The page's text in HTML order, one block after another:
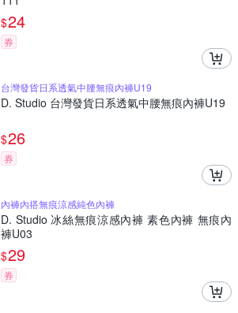
$24
券
台灣發貨日系透氣中腰無痕內褲U19
D. Studio 台灣發貨日系透氣中腰無痕內褲U19
$26
券
內褲內搭無痕涼感純色內褲
D. Studio 冰絲無痕涼感內褲 素色內褲 無痕內
褲U03
$29
券